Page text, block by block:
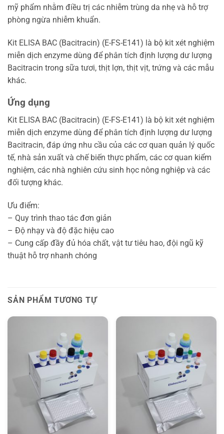
mỹ phẩm nhằm điều trị các nhiễm trùng da nhẹ và hỗ trợ
phòng ngừa nhiễm khuẩn.
Kit ELISA BAC (Bacitracin) (E-FS-E141) là bộ kit xét nghiệm
miễn dịch enzyme dùng để phân tích định lượng dư lượng
Bacitracin trong sữa tươi, thịt lợn, thịt vịt, trứng và các mẫu
khác.
Ứng dụng
Kit ELISA BAC (Bacitracin) (E-FS-E141) là bộ kit xét nghiệm
miễn dịch enzyme dùng để phân tích định lượng dư lượng
Bacitracin, đáp ứng nhu cầu của các cơ quan quản lý quốc
tế, nhà sản xuất và chế biến thực phẩm, các cơ quan kiểm
nghiệm, các nhà nghiên cứu sinh học nông nghiệp và các
đối tượng khác.
Ưu điểm:
– Quy trình thao tác đơn giản
– Độ nhạy và độ đặc hiệu cao
– Cung cấp đầy đủ hóa chất, vật tư tiêu hao, đội ngũ kỹ
thuật hỗ trợ nhanh chóng
SẢN PHẨM TƯƠNG TỰ